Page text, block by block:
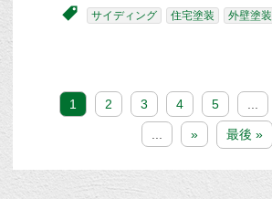
サイディング 住宅塗装 外壁塗装
1 2 3 4 5 ...
... » 最後 »